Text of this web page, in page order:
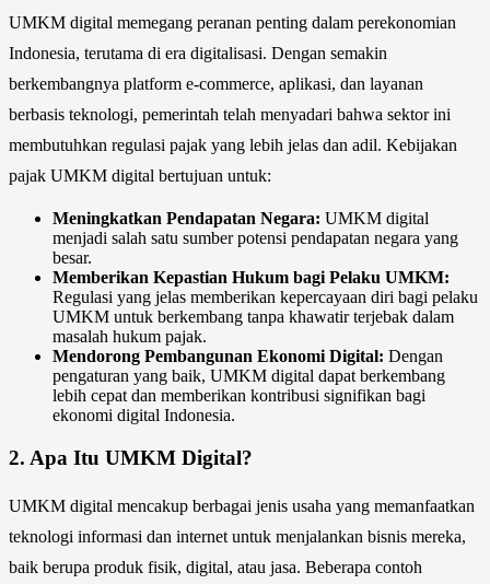
UMKM digital memegang peranan penting dalam perekonomian
Indonesia, terutama di era digitalisasi. Dengan semakin
berkembangnya platform e-commerce, aplikasi, dan layanan
berbasis teknologi, pemerintah telah menyadari bahwa sektor ini
membutuhkan regulasi pajak yang lebih jelas dan adil. Kebijakan
pajak UMKM digital bertujuan untuk:
Meningkatkan Pendapatan Negara: UMKM digital
menjadi salah satu sumber potensi pendapatan negara yang
besar.
Memberikan Kepastian Hukum bagi Pelaku UMKM:
Regulasi yang jelas memberikan kepercayaan diri bagi pelaku
UMKM untuk berkembang tanpa khawatir terjebak dalam
masalah hukum pajak.
Mendorong Pembangunan Ekonomi Digital: Dengan
pengaturan yang baik, UMKM digital dapat berkembang
lebih cepat dan memberikan kontribusi signifikan bagi
ekonomi digital Indonesia.
2. Apa Itu UMKM Digital?
UMKM digital mencakup berbagai jenis usaha yang memanfaatkan
teknologi informasi dan internet untuk menjalankan bisnis mereka,
baik berupa produk fisik, digital, atau jasa. Beberapa contoh